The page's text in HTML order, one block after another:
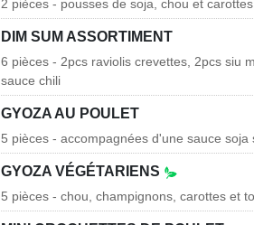
2 pièces - pousses de soja, chou et
DIM SUM ASSORTIMENT
6 pièces - 2pcs raviolis crevettes, 2pcs siu
sauce chili
GYOZA AU POULET
5 pièces - accompagnées d'une sauce soja
GYOZA VÉGÉTARIENS
5 pièces - chou, champignons, carottes et